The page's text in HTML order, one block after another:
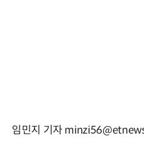
임민지 기자